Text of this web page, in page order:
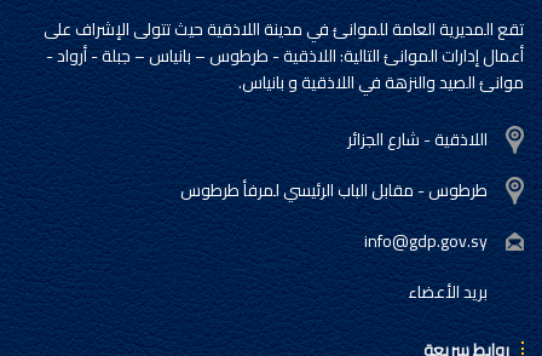
تقع المديرية العامة للموانئ في مدينة اللاذقية حيث تتولى الإشراف على
أعمال إدارات الموانئ التالية: اللاذقية - طرطوس – بانياس – جبلة - أرواد -
موانئ الصيد والنزهة في اللاذقية و بانياس.
اللاذقية - شارع الجزائر
طرطوس - مقابل الباب الرئيسي لمرفأ طرطوس
info@gdp.gov.sy
بريد الأعضاء